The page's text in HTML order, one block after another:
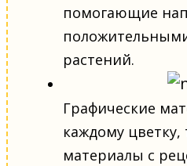
помогающие
растений.
Графические
каждому цветку,
материалы с